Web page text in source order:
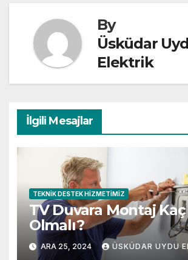
By
Üsküdar
Elektrik
İlgili Mesajlar
TEKNIK DESTEK HIZMETIMIZ
TV Duvara Montaj
Olmalı?
ARA 25, 2024 ÜSKÜDAR UYDU